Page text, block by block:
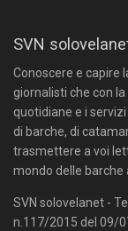
SVN
Conoscere e capire
giornalisti che con
quotidiane e i
di barche, di
trasmettere a voi
mondo delle barche
SVN solovelanet -
n.117/2015 del 09/